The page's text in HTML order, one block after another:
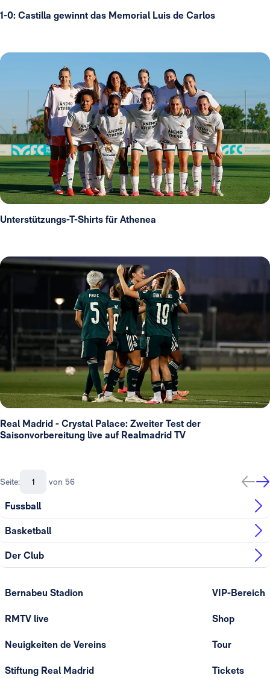
1-0: Castilla gewinnt das Memorial Luis de Carlos
Unterstützungs-T-Shirts für Athenea
Real Madrid - Crystal Palace: Zweiter Test der
Saisonvorbereitung live auf Realmadrid TV
Seite: von 56
Fussball
Basketball
Der Club
Bernabeu Stadion
RMTV live
Neuigkeiten de Vereins
Stiftung Real Madrid
VIP-Bereich
Shop
Tour
Tickets